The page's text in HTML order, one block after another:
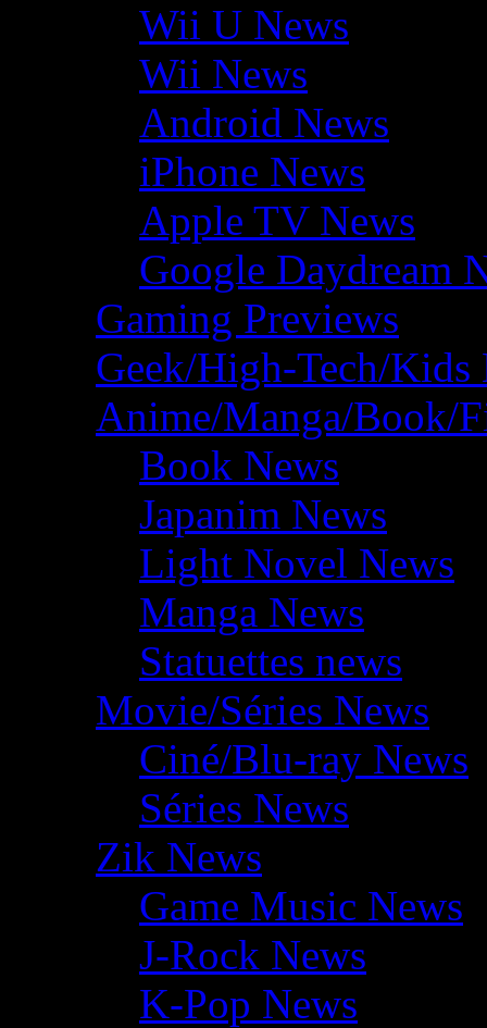
Wii U News
Wii News
Android News
iPhone News
Apple TV News
Google Daydream
Gaming Previews
Geek/High-Tech/Kids
Anime/Manga/Book/
Book News
Japanim News
Light Novel News
Manga News
Statuettes news
Movie/Séries News
Ciné/Blu-ray News
Séries News
Zik News
Game Music News
J-Rock News
K-Pop News